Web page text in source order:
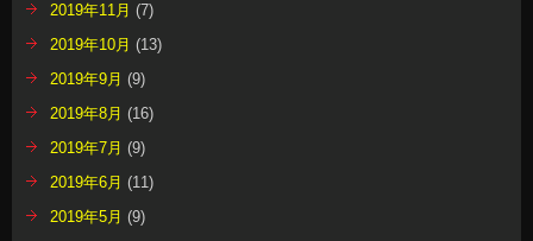
2019年11月 (7)
2019年10月 (13)
2019年9月 (9)
2019年8月 (16)
2019年7月 (9)
2019年6月 (11)
2019年5月 (9)